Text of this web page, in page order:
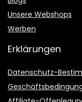
Unsere Webshops
Werben
Erklärungen
Datenschutz-